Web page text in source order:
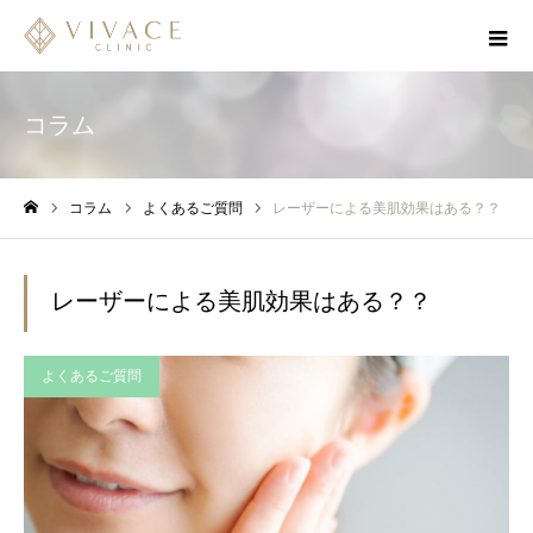
コラム
コラム よくあるご質問 レーザーによる美肌効果はある？？
レーザーによる美肌効果はある？？
よくあるご質問